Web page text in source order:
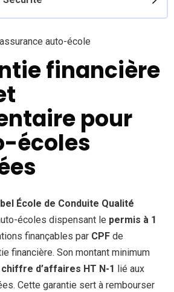
auto-école
financière
pour
écoles
École de Conduite Qualité
écoles dispensant le permis à 1
finançables par CPF de
financière. Son montant minimum
chiffre d’affaires HT N-1
lié aux
Cette garantie sert à rembourser